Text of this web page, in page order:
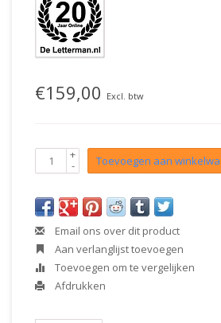
€159,00 Excl. btw
+
- Toevoegen aan
Email ons over dit product
Aan verlanglijst toevoegen
Toevoegen om te vergelijken
Afdrukken